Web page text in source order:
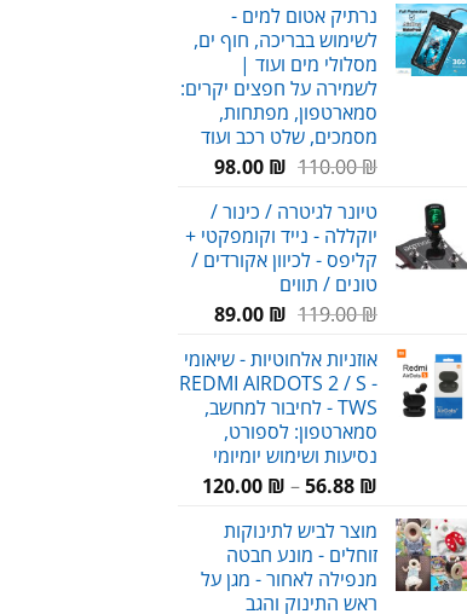
היה:
210.00 ₪.
149.00 ₪.
נרתיק אטום למים -
לשימוש בבריכה, חוף ים,
מסלולי מים ועוד |
לשמירה על חפצים יקרים:
סמארטפון, מפתחות,
מסמכים, שלט רכב ועוד
110.00₪
המחיר
היה:
110.00 ₪.
98.00 ₪
המחיר
הוא:
98.00 ₪.
טיונר לגיטרה / כינור /
יוקללה - נייד וקומפקטי +
קליפס - לכיוון אקורדים /
טונים / תווים
119.00₪
המחיר
היה:
119.00 ₪.
89.00 ₪
המחיר
הוא:
89.00 ₪.
אוזניות אלחוטיות - שיאומי
REDMI AIRDOTS 2 / S -
TWS - לחיבור למחשב,
סמארטפון: לספורט,
נסיעות ושימוש יומיומי
56.88 ₪
–
120.00 ₪
מוצר לביש לתינוקות
זוחלים - מונע חבטה
מנפילה לאחור - מגן על
ראש התינוק והגב